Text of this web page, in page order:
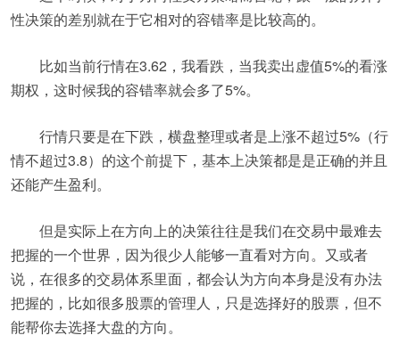
性决策的差别就在于它相对的容错率是比较高的。
比如当前行情在3.62，我看跌，当我卖出虚值5%的看涨
期权，这时候我的容错率就会多了5%。
行情只要是在下跌，横盘整理或者是上涨不超过5%（行
情不超过3.8）的这个前提下，基本上决策都是是正确的并且
还能产生盈利。
但是实际上在方向上的决策往往是我们在交易中最难去
把握的一个世界，因为很少人能够一直看对方向。又或者
说，在很多的交易体系里面，都会认为方向本身是没有办法
把握的，比如很多股票的管理人，只是选择好的股票，但不
能帮你去选择大盘的方向。